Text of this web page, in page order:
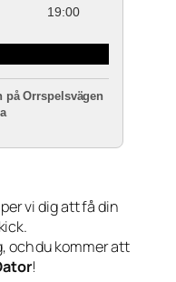
19:00
på Orrspelsvägen
vi dig att få din
och du kommer att
!